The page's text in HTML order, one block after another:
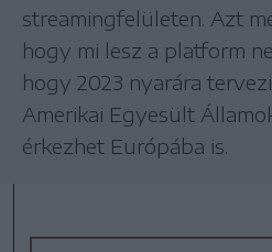
streamingfelületen. Azt
hogy mi lesz a platform
hogy 2023 nyarára
Amerikai Egyesült
érkezhet Európába is.